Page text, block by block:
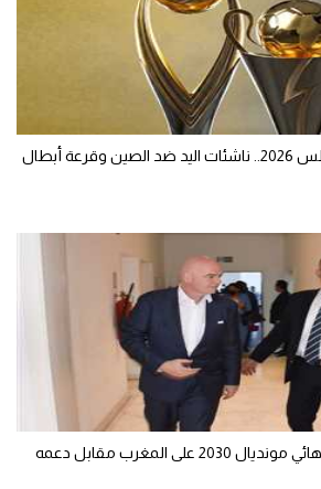
مواعيد الخميس 6 أغسطس 2026.. ناشئات اليد ضد الصين وقرعة أبطال
على المغرب مقابل دعمه